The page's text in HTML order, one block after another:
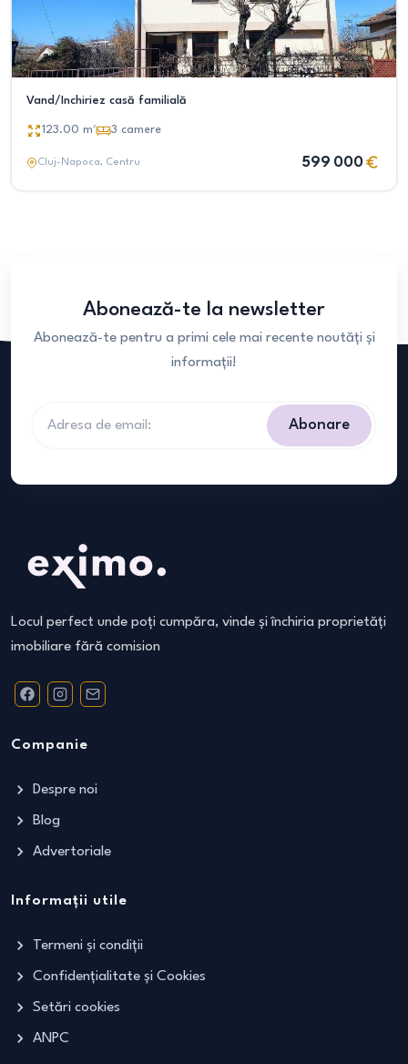
Vand/Inchiriez casă familială
123.00 m² 3 camere
Cluj-Napoca, Centru 599 000
Abonează-te la newsletter
Abonează-te pentru a primi cele mai recente noutăți și
informații!
Abonare
Locul perfect unde poți cumpăra, vinde și închiria proprietăți
imobiliare fără comision
Companie
Despre noi
Blog
Advertoriale
Informații utile
Termeni și condiții
Confidențialitate și Cookies
Setări cookies
ANPC